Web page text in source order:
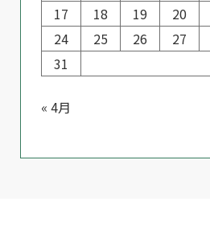
17
18 19 20
24
25 26 27
31
« 4月